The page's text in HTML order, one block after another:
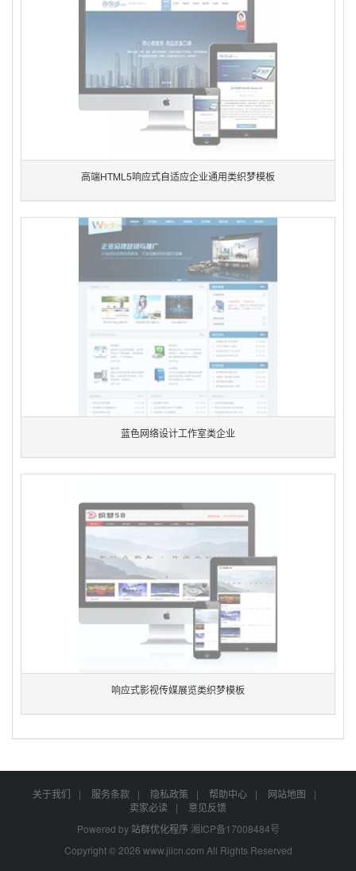
高端HTML5响应式自适应企业通用类织梦模板
蓝色网络设计工作室类企业
响应式影视传媒展览类织梦模板
关于我们 | 服务条款 | 隐私政策 | 帮助中心 | 网站地图
|
卖家必读
|
意见反馈
Powered by 站群优化程序湘ICP备17008484号
Copyright © 2026 www.jilcn.com All Rights Reserved